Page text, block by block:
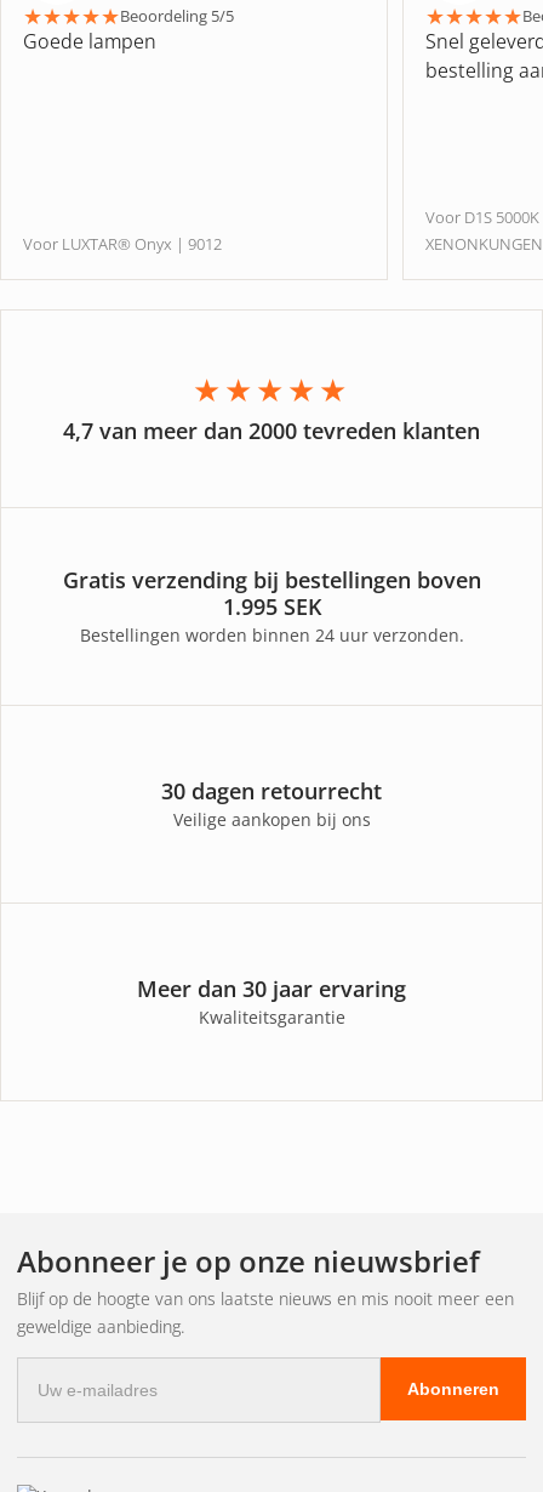
★★★★★Beoordeling 5/5
Goede lampen
Voor LUXTAR® Onyx | 9012
★★★★★
Snel
bestelling
Voor D1S
★★★★★
4,7 van meer dan 2000 tevreden klanten
Gratis verzending bij bestellingen boven
1.995 SEK
Bestellingen worden binnen 24 uur verzonden.
30 dagen retourrecht
Veilige aankopen bij ons
Meer dan 30 jaar ervaring
Kwaliteitsgarantie
Abonneer je op onze nieuwsbrief
Blijf op de hoogte van ons laatste nieuws en mis nooit meer een
geweldige aanbieding.
mailadres
Abonneren